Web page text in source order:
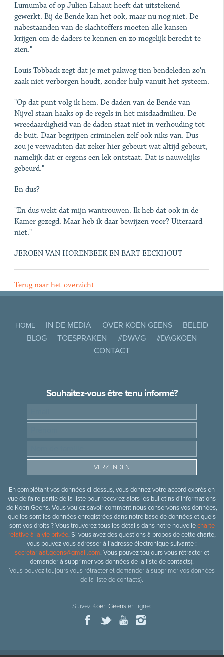
Lumumba of op Julien Lahaut heeft dat uitstekend
gewerkt. Bij de Bende kan het ook, maar nu nog niet. De
nabestaanden van de slachtoffers moeten alle kansen
krijgen om de daders te kennen en zo mogelijk berecht te
zien."
Louis Tobback zegt dat je met pakweg tien bendeleden zo'n
zaak niet verborgen houdt, zonder hulp vanuit het systeem.
"Op dat punt volg ik hem. De daden van de Bende van
Nijvel staan haaks op de regels in het misdaadmilieu. De
wreedaardigheid van de daden staat niet in verhouding tot
de buit. Daar begrijpen criminelen zelf ook niks van. Dus
zou je verwachten dat zeker hier gebeurt wat altijd gebeurt,
namelijk dat er ergens een lek ontstaat. Dat is nauwelijks
gebeurd."
En dus?
"En dus wekt dat mijn wantrouwen. Ik heb dat ook in de
Kamer gezegd. Maar heb ik daar bewijzen voor? Uiteraard
niet."
JEROEN VAN HORENBEEK EN BART EECKHOUT
Terug naar het overzicht
HOME IN DE MEDIA OVER KOEN GEENS
BELEID
BLOG
TOESPRAKEN #DWVG
#DAGKOEN
CONTACT
Souhaitez-vous être tenu informé?
En complétant vos données ci-dessus, vous donnez votre accord exprès en
vue de faire partie de la liste pour recevrez alors les bulletins d’informations
de Koen Geens. Vous voulez savoir comment nous conservons vos données,
quelles sont les données enregistrées dans notre base de données et quels
sont vos droits ? Vous trouverez tous les détails dans notre nouvellecharte
relative à la vie privée. Si vous avez des questions à propos de cette charte,
vous pouvez vous adresser à l’adresse électronique suivante :
secretariaat.geens@gmail.com. Vous pouvez toujours vous rétracter et
demander à supprimer vos données de la liste de contacts).
Vous pouvez toujours vous rétracter et demander à supprimer vos données
de la liste de contacts).
Suivez Koen Geensen ligne: